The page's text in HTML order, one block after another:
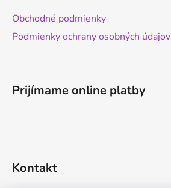
Obchodné podmienky
Podmienky ochrany osobných údajov
Prijímame online platby
Kontakt